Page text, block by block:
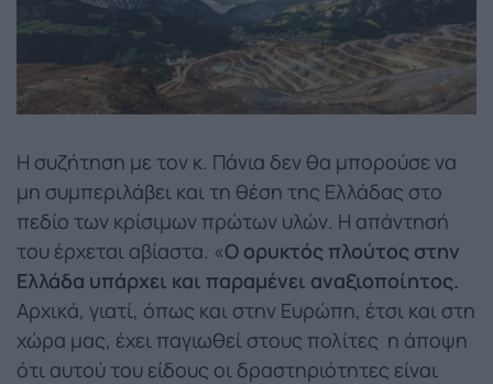
Η συζήτηση με τον κ. Πάνια δεν θα μπορούσε να
μη συμπεριλάβει και τη θέση της Ελλάδας στο
πεδίο των κρίσιμων πρώτων υλών. Η απάντησή
του έρχεται αβίαστα. «Ο ορυκτός πλούτος στην
Ελλάδα υπάρχει και παραμένει αναξιοποίητος.
Αρχικά, γιατί, όπως και στην Ευρώπη, έτσι και στη
χώρα μας, έχει παγιωθεί στους πολίτες η άποψη
ότι αυτού του είδους οι δραστηριότητες είναι